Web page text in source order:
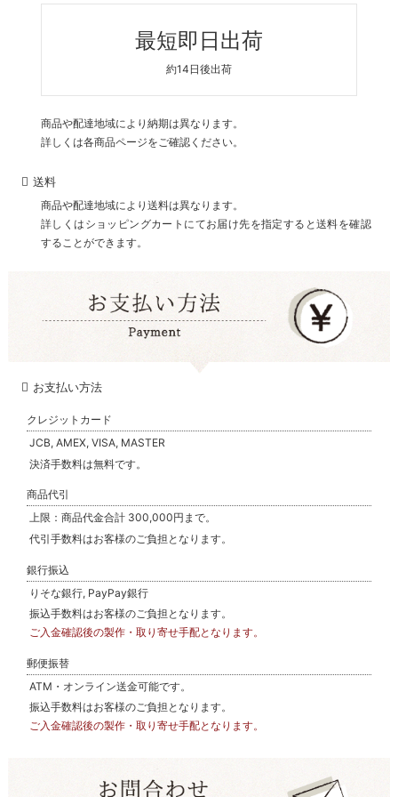
最短即日出荷
約14日後出荷
商品や配達地域により納期は異なります。
詳しくは各商品ページをご確認ください。
送料
商品や配達地域により送料は異なります。
詳しくはショッピングカートにてお届け先を指定すると送料を確認
することができます。
お支払い方法
クレジットカード
JCB, AMEX, VISA, MASTER
決済手数料は無料です。
商品代引
上限：商品代金合計 300,000円まで。
代引手数料はお客様のご負担となります。
銀行振込
りそな銀行, PayPay銀行
振込手数料はお客様のご負担となります。
ご入金確認後の製作・取り寄せ手配となります。
郵便振替
ATM・オンライン送金可能です。
振込手数料はお客様のご負担となります。
ご入金確認後の製作・取り寄せ手配となります。